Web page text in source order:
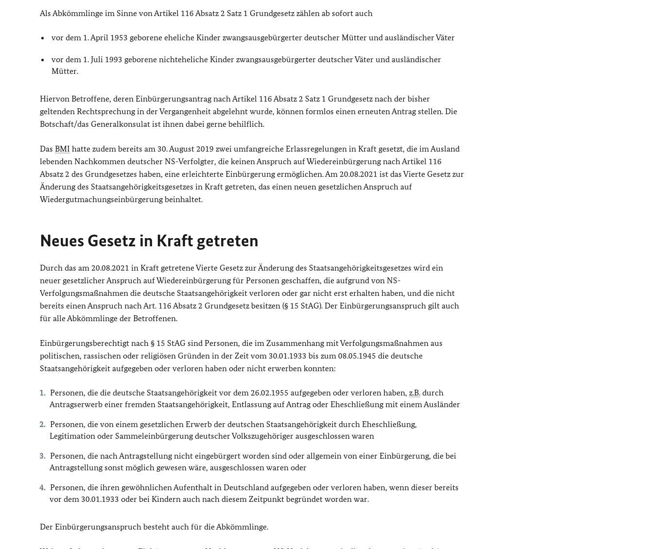
Als Abkömmlinge im Sinne von Artikel 116 Absatz 2 Satz 1 Grundgesetz zählen ab sofort auch
vor dem 1. April 1953 geborene eheliche Kinder zwangsausgebürgerter deutscher Mütter und ausländischer Väter
vor dem 1. Juli 1993 geborene nichteheliche Kinder zwangsausgebürgerter deutscher Väter und ausländischer
Mütter.
Hiervon Betroffene, deren Einbürgerungsantrag nach Artikel 116 Absatz 2 Satz 1 Grundgesetz nach der bisher
geltenden Rechtsprechung in der Vergangenheit abgelehnt wurde, können formlos einen erneuten Antrag stellen. Die
Botschaft/das Generalkonsulat ist ihnen dabei gerne behilflich.
Das BMI hatte zudem bereits am 30. August 2019 zwei umfangreiche Erlassregelungen in Kraft gesetzt, die im Ausland
lebenden Nachkommen deutscher NS-Verfolgter, die keinen Anspruch auf Wiedereinbürgerung nach Artikel 116
Absatz 2 des Grundgesetzes haben, eine erleichterte Einbürgerung ermöglichen. Am 20.08.2021 ist das Vierte Gesetz zur
Änderung des Staatsangehörigkeitsgesetzes in Kraft getreten, das einen neuen gesetzlichen Anspruch auf
Wiedergutmachungseinbürgerung beinhaltet.
Neues Gesetz in Kraft getreten
Durch das am 20.08.2021 in Kraft getretene Vierte Gesetz zur Änderung des Staatsangehörigkeitsgesetzes wird ein
neuer gesetzlicher Anspruch auf Wiedereinbürgerung für Personen geschaffen, die aufgrund von NS-
Verfolgungsmaßnahmen die deutsche Staatsangehörigkeit verloren oder gar nicht erst erhalten haben, und die nicht
bereits einen Anspruch nach Art. 116 Absatz 2 Grundgesetz besitzen (§ 15 StAG). Der Einbürgerungsanspruch gilt auch
für alle Abkömmlinge der Betroffenen.
Einbürgerungsberechtigt nach § 15 StAG sind Personen, die im Zusammenhang mit Verfolgungsmaßnahmen aus
politischen, rassischen oder religiösen Gründen in der Zeit vom 30.01.1933 bis zum 08.05.1945 die deutsche
Staatsangehörigkeit aufgegeben oder verloren haben oder nicht erwerben konnten:
Personen, die die deutsche Staatsangehörigkeit vor dem 26.02.1955 aufgegeben oder verloren haben,z.B. durch
Antragserwerb einer fremden Staatsangehörigkeit, Entlassung auf Antrag oder Eheschließung mit einem Ausländer
Personen, die von einem gesetzlichen Erwerb der deutschen Staatsangehörigkeit durch Eheschließung,
Legitimation oder Sammeleinbürgerung deutscher Volkszugehöriger ausgeschlossen waren
Personen, die nach Antragstellung nicht eingebürgert worden sind oder allgemein von einer Einbürgerung, die bei
Antragstellung sonst möglich gewesen wäre, ausgeschlossen waren oder
Personen, die ihren gewöhnlichen Aufenthalt in Deutschland aufgegeben oder verloren haben, wenn dieser bereits
vor dem 30.01.1933 oder bei Kindern auch nach diesem Zeitpunkt begründet worden war.
Der Einbürgerungsanspruch besteht auch für die Abkömmlinge.